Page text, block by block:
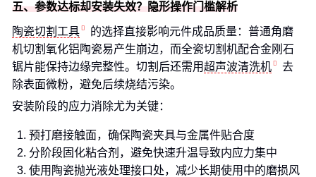
五、参数达标却安装失效？隐形操作门槛解析
陶瓷切割工具
的选择直接影响元件成品质量：普通角磨
机切割氧化铝陶瓷易产生崩边，而全瓷切割机配合金刚石
锯片能保持边缘完整性。切割后还需用超声波清洗机
去
除表面微粉，避免后续烧结污染。
安装阶段的应力消除尤为关键：
预打磨接触面，确保陶瓷夹具与金属件贴合度
分阶段固化粘合剂，避免快速升温导致内应力集中
使用陶瓷抛光液处理接口处，减少长期使用中的磨损风